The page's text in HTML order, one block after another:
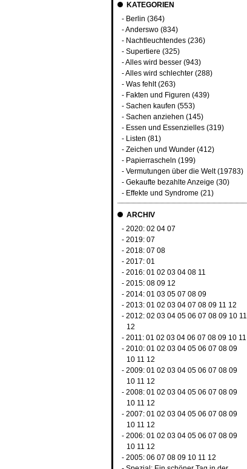
KATEGORIEN
- Berlin (364)
-Anderswo (834)
- Nachtleuchtendes (236)
-Supertiere (325)
-Alles wird besser (943)
-Alles wird schlechter (288)
-Was fehlt(263)
- Fakten und Figuren (439)
-Sachen kaufen (553)
-Sachen anziehen (145)
- Essen und Essenzielles (319)
- Listen (81)
-Zeichen und Wunder (412)
- Papierrascheln (199)
-Vermutungen über die Welt(19783)
-Gekaufte bezahlte Anzeige (30)
- Effekte und Syndrome (21)
ARCHIV
- 2020:02 04 07
- 2019:07
- 2018:07 08
- 2017:01
- 2016:01 02 03 04 08 11
- 2015:08 09 12
- 2014:01 03 05 07 08 09
- 2013:01 02 03 04 07 08 09 11 12
- 2012:02 03 04 05 06 07 08 09 10 11
12
- 2011:01 02 03 04 06 07 08 09 10 11
- 2010:01 02 03 04 05 06 07 08 09
10 11 12
- 2009:01 02 03 04 05 06 07 08 09
10 11 12
- 2008:01 02 03 04 05 06 07 08 09
10 11 12
- 2007:01 02 03 04 05 06 07 08 09
10 11 12
- 2006:01 02 03 04 05 06 07 08 09
10 11 12
- 2005:06 07 08 09 10 11 12